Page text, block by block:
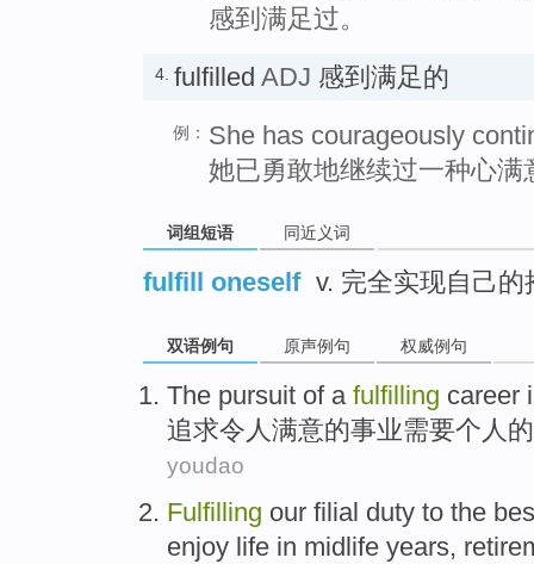
感到满足过。
4. fulfilled ADJ 感到满足的
例： She has courageously
她已勇敢地继续过一种心满
词组短语 同近义词
fulfill oneself v. 完全实现自己的
双语例句 原声例句 权威例句
The pursuit of a fulfilling career
追求令人满意的事业需要个人
youdao
Fulfilling our filial duty to the
enjoy life in midlife years,